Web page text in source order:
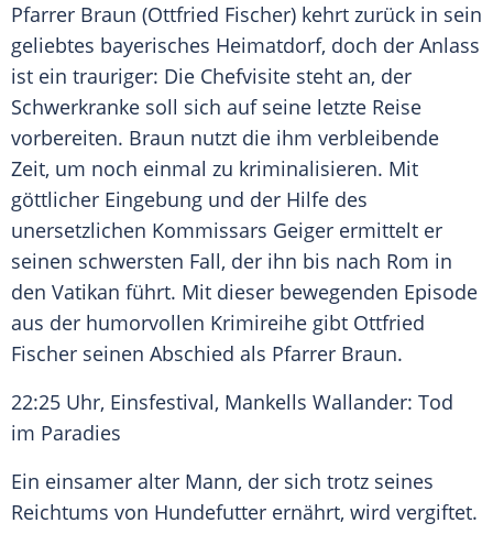
Pfarrer Braun (Ottfried Fischer) kehrt zurück in sein
geliebtes bayerisches Heimatdorf, doch der Anlass
ist ein trauriger: Die Chefvisite steht an, der
Schwerkranke soll sich auf seine letzte Reise
vorbereiten. Braun nutzt die ihm verbleibende
Zeit, um noch einmal zu kriminalisieren. Mit
göttlicher Eingebung und der Hilfe des
unersetzlichen Kommissars Geiger ermittelt er
seinen schwersten Fall, der ihn bis nach Rom in
den Vatikan führt. Mit dieser bewegenden Episode
aus der humorvollen Krimireihe gibt Ottfried
Fischer seinen Abschied als Pfarrer Braun.
22:25 Uhr, Einsfestival, Mankells Wallander: Tod
im Paradies
Ein einsamer alter Mann, der sich trotz seines
Reichtums von Hundefutter ernährt, wird vergiftet.